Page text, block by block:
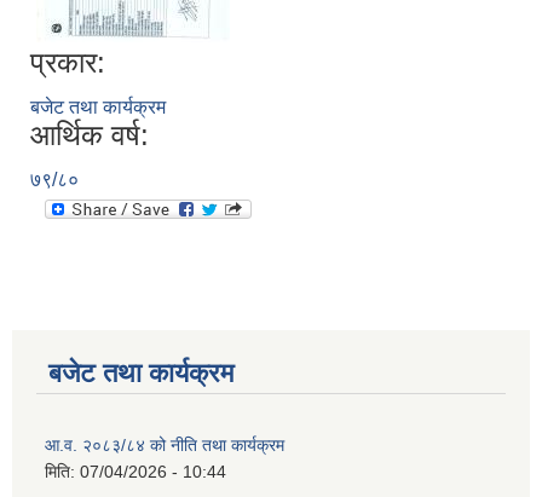
प्रकार:
बजेट तथा कार्यक्रम
आर्थिक वर्ष:
७९/८०
बजेट तथा कार्यक्रम
आ.व. २०८३/८४ को नीति तथा कार्यक्रम
मिति: 07/04/2026 - 10:44